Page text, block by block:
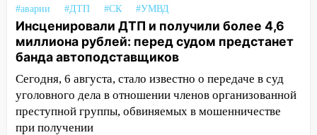
03:30
Гороскоп на 7 августа: пятница
принесет прилив творческой энергии и
отличные шансы исправить старые
ошибки
06.08.2026
23:20 Прогноз погоды на 7 августа в
Ульяновской области
#аварии
#ДТП #СК #УМВД
Инсценировали ДТП и получили более 4,6
миллиона рублей: перед судом предстанет
банда автоподставщиков
Сегодня, 6 августа, стало известно о передаче в суд
уголовного дела в отношении членов организованной
преступной группы, обвиняемых в мошенничестве
при получении